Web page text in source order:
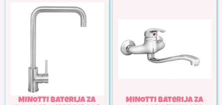
MINOTTI Baterija za
MINOTTI Baterija za